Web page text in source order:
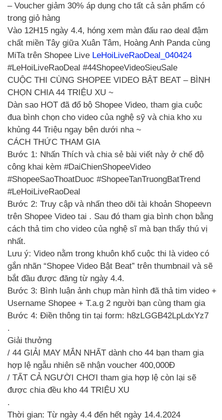
– Voucher giảm 30% áp dụng cho tất cả sản phẩm có
trong giỏ hàng
Vào 12H15 ngày 4.4, hóng xem màn đấu rao deal đậm
chất miền Tây giữa Xuân Tâm, Hoàng Anh Panda cùng
MiTa trên Shopee Live LeHoiLiveRaoDeal_040424
#LeHoiLiveRaoDeal #44ShopeeVideoSieuSale
CUỘC THI CÙNG SHOPEE VIDEO BẬT BEAT – BÌNH
CHỌN CHIA 44 TRIỆU XU ~
Dàn sao HOT đã đổ bộ Shopee Video, tham gia cuộc
đua bình chọn cho video của nghệ sỹ và chia kho xu
khủng 44 Triệu ngay bên dưới nha ~
CÁCH THỨC THAM GIA
Bước 1: Nhấn Thích và chia sẻ bài viết này ở chế độ
công khai kèm #DaiChienShopeeVideo
#ShopeeSaoThoatDuoc #ShopeeTanTruongBatTrend
#LeHoiLiveRaoDeal
Bước 2: Truy cập và nhấn theo dõi tài khoản Shopeevn
trên Shopee Video tai . Sau đó tham gia bình chọn bằng
cách thả tim cho video của nghệ sĩ mà bạn thấy thú vị
nhất.
Lưu ý: Video nằm trong khuôn khổ cuộc thi là video có
gắn nhãn “Shopee Video Bật Beat” trên thumbnail và sẽ
bắt đầu được đăng từ ngày 4.4.
Bước 3: Bình luận ảnh chụp màn hình đã thả tim video +
Username Shopee + T.a.g 2 người bạn cùng tham gia
Bước 4: Điền thông tin tại form: h8zLGGB42LpLdxYz7
.
Giải thưởng
/ 44 GIẢI MAY MẮN NHẤT dành cho 44 bạn tham gia
hợp lệ ngẫu nhiên sẽ nhận voucher 400,000Đ
/ TẤT CẢ NGƯỜI CHƠI tham gia hợp lệ còn lại sẽ
được chia đều kho 44 TRIỆU XU
.
Thời gian: Từ ngày 4.4 đến hết ngày 14.4.2024